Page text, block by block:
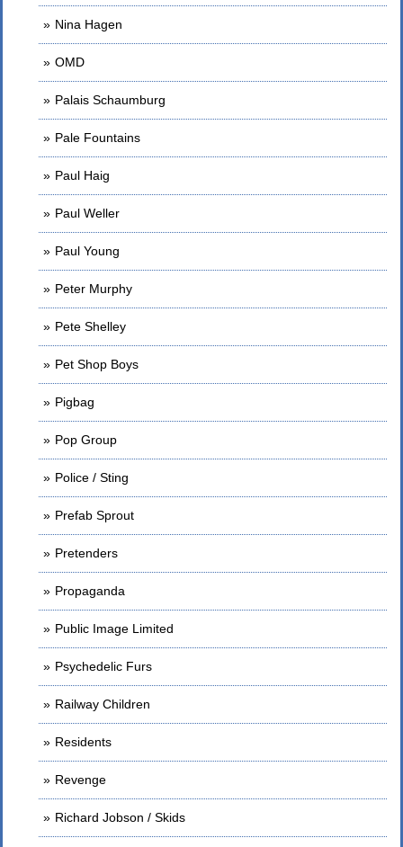
Nina Hagen
OMD
Palais Schaumburg
Pale Fountains
Paul Haig
Paul Weller
Paul Young
Peter Murphy
Pete Shelley
Pet Shop Boys
Pigbag
Pop Group
Police / Sting
Prefab Sprout
Pretenders
Propaganda
Public Image Limited
Psychedelic Furs
Railway Children
Residents
Revenge
Richard Jobson / Skids